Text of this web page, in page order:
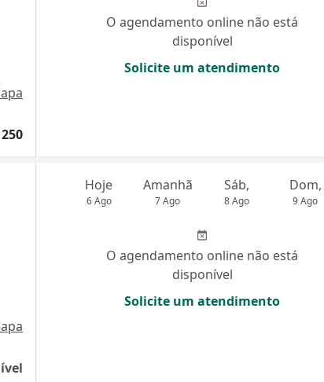
O agendamento online não está
disponível
Solicite um atendimento
Hoje
6 Ago
Amanhã
7 Ago
Sáb,
8 Ago
Dom,
9 Ago
O agendamento online não está
disponível
Solicite um atendimento